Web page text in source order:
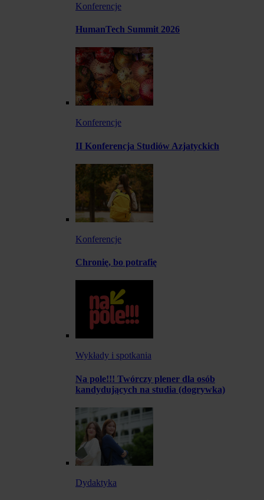
Konferencje
HumanTech Summit 2026
Konferencje
II Konferencja Studiów Azjatyckich
Konferencje
Chronię, bo potrafię
Wykłady i spotkania
Na pole!!! Twórczy plener dla osób
kandydujących na studia (dogrywka)
Dydaktyka